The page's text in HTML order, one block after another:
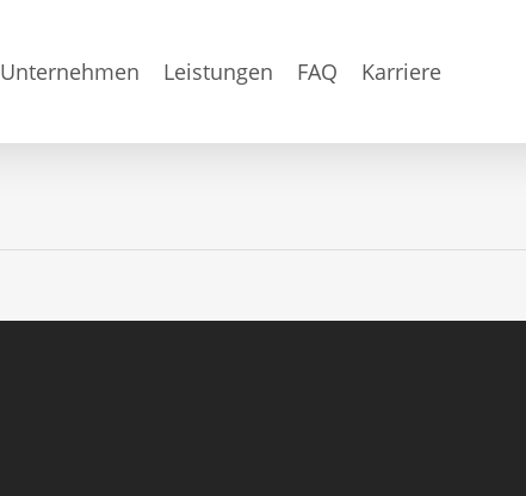
Unternehmen Leistungen FAQ Karriere